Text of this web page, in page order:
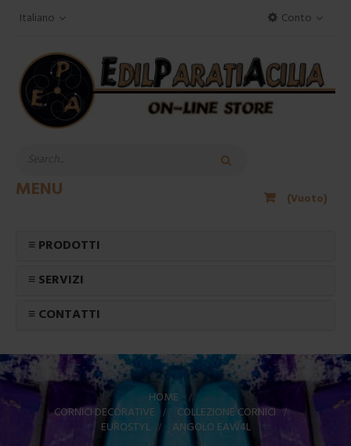
Conto
Italiano
(Vuoto)
MENU
≡ PRODOTTI
≡ SERVIZI
≡ CONTATTI
HOME
>
CORNICI DECORATIVE > COLLEZIONE CORNICI >
EUROSTYL > ANGOLO EAW4L